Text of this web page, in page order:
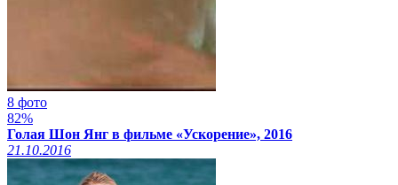
8 фото
82%
Голая Шон Янг в фильме «Ускорение», 2016
21.10.2016